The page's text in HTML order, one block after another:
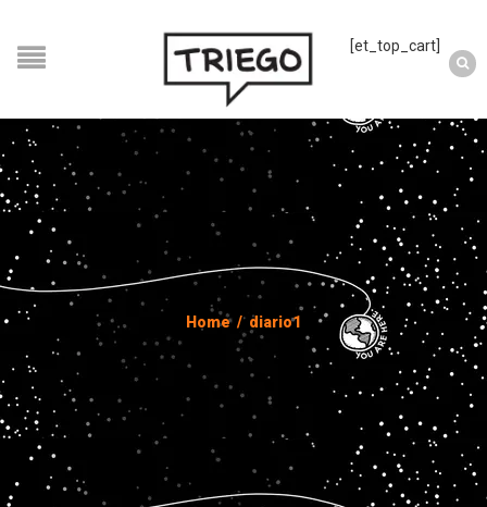
[et_top_cart]
Home / diario1